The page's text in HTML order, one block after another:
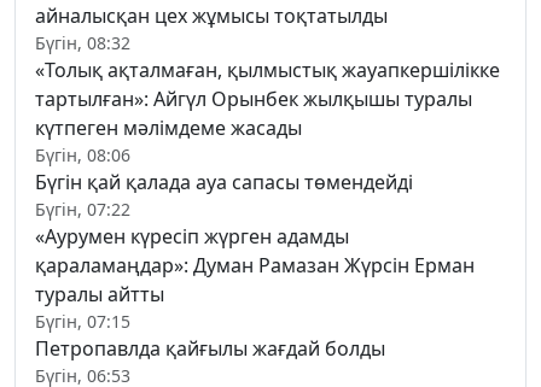
айналысқан цех жұмысы тоқтатылды
Бүгін, 08:32
«Толық ақталмаған, қылмыстық жауапкершілікке
тартылған»: Айгүл Орынбек жылқышы туралы
күтпеген мәлімдеме жасады
Бүгін, 08:06
Бүгін қай қалада ауа сапасы төмендейді
Бүгін, 07:22
«Аурумен күресіп жүрген адамды
қараламаңдар»: Думан Рамазан Жүрсін Ерман
туралы айтты
Бүгін, 07:15
Петропавлда қайғылы жағдай болды
Бүгін, 06:53